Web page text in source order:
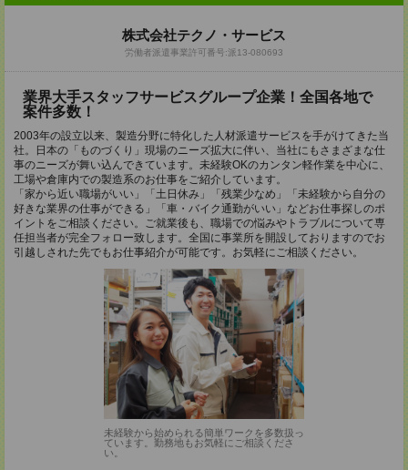
株式会社テクノ・サービス
労働者派遣事業許可番号:派13-080693
業界大手スタッフサービスグループ企業！全国各地で
案件多数！
2003年の設立以来、製造分野に特化した人材派遣サービスを手がけてきた当
社。日本の「ものづくり」現場のニーズ拡大に伴い、当社にもさまざまな仕
事のニーズが舞い込んできています。未経験OKのカンタン軽作業を中心に、
工場や倉庫内での製造系のお仕事をご紹介しています。
「家から近い職場がいい」「土日休み」「残業少なめ」「未経験から自分の
好きな業界の仕事ができる」「車・バイク通勤がいい」などお仕事探しのポ
イントをご相談ください。ご就業後も、職場での悩みやトラブルについて専
任担当者が完全フォロー致します。全国に事業所を開設しておりますのでお
引越しされた先でもお仕事紹介が可能です。お気軽にご相談ください。
未経験から始められる簡単ワークを多数扱っ
ています。勤務地もお気軽にご相談くださ
い。